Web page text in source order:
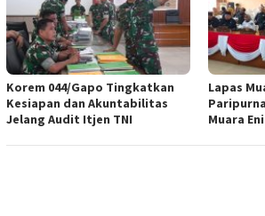
Korem 044/Gapo Tingkatkan
Kesiapan dan Akuntabilitas
Jelang Audit Itjen TNI
Lapas
Muara